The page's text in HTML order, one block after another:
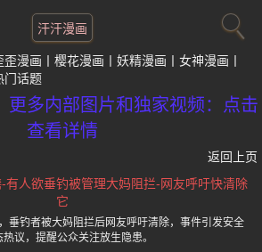
汗汗漫画
歪漫画 樱花漫画 妖精漫画
女神漫画
门话题
更多内部图片和独家视频：点击
查看详情
返回上页
有人欲垂钓被管理大妈阻拦-网友呼吁快清除
它
垂钓者被大妈阻拦后网友呼吁清除，事件引发安全
热议，提醒公众关注放生隐患。